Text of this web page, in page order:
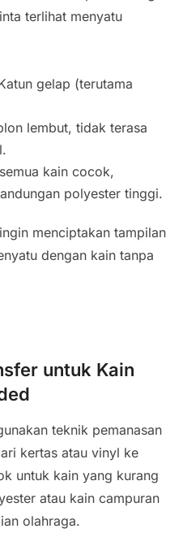
terlihat menyatu
gelap (terutama
lembut, tidak terasa
kain cocok,
polyester tinggi.
menciptakan tampilan
dengan kain tanpa
untuk Kain
teknik pemanasan
kertas atau vinyl ke
untuk kain yang kurang
atau kain campuran
olahraga.